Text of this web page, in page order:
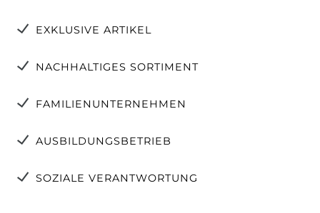
EXKLUSIVE ARTIKEL
NACHHALTIGES SORTIMENT
FAMILIENUNTERNEHMEN
AUSBILDUNGSBETRIEB
SOZIALE VERANTWORTUNG